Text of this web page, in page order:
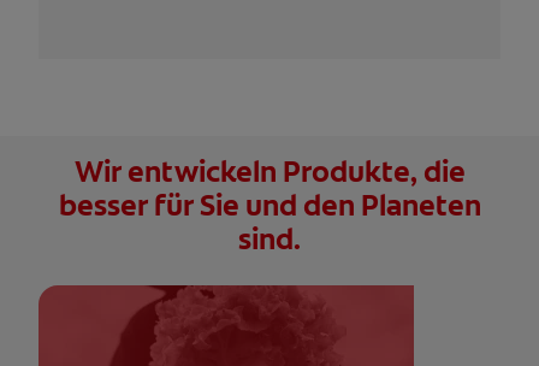
Wir entwickeln Produkte, die
besser für Sie und den Planeten
sind.